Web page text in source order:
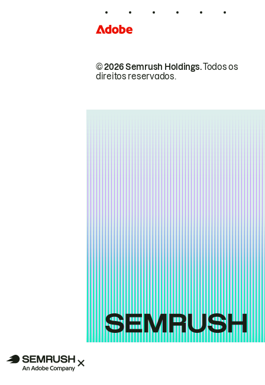
© 2026 Semrush Holdings.Todos os
direitos reservados.